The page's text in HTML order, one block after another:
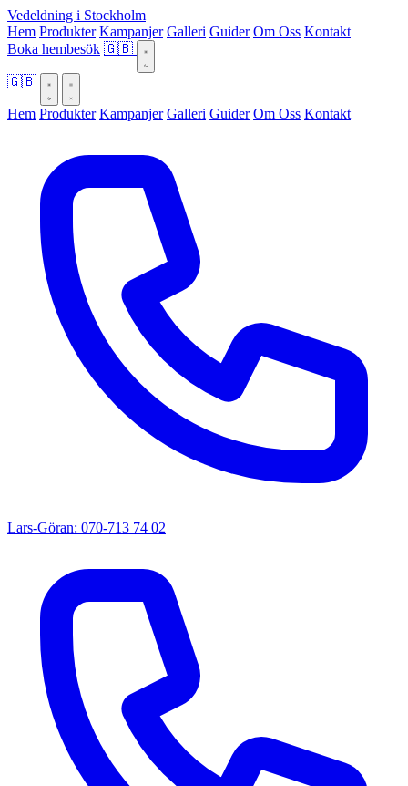
Vedeldning i Stockholm
Hem Produkter Kampanjer Galleri Guider Om Oss Kontakt
Boka hembesök 🇬🇧
🇬🇧
Hem Produkter Kampanjer Galleri Guider Om Oss Kontakt
Lars-Göran: 070-713 74 02